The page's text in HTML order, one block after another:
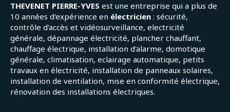
THEVENET PIERRE-YVES est une entreprise qui a plus de
10 années d'expérience en électricien : sécurité,
contrôle d'accès et vidéosurveillance, electricité
générale, dépannage électricité, plancher chauffant,
chauffage électrique, installation d'alarme, domotique
générale, climatisation, eclairage automatique, petits
travaux en électricité, installation de panneaux solaires,
installation de ventilation, mise en conformité électrique,
rénovation des installations électriques.